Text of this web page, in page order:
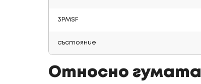
3PMSF
състояние
Относно гумата